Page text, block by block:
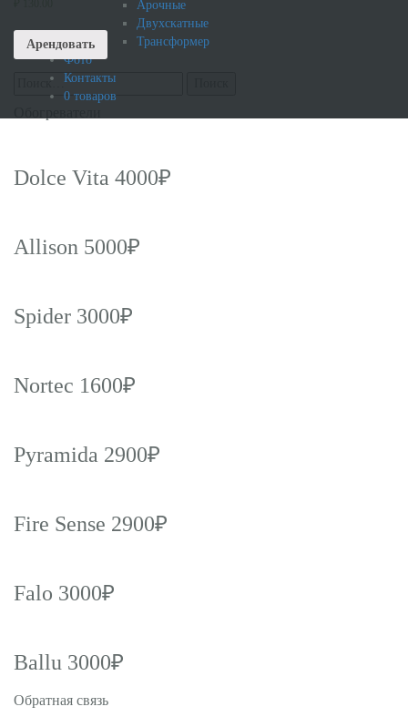
Арочные
Двухскатные
Трансформер
Фото
Контакты
0 товаров
Арендовать
Найти:
Dolce Vita 4000₽
Allison 5000₽
Spider 3000₽
Nortec 1600₽
Pyramida 2900₽
Fire Sense 2900₽
Falo 3000₽
Ballu 3000₽
Обратная связь